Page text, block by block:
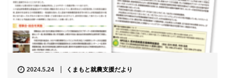
g
a
2024.5.24 くまもと就農支援だより